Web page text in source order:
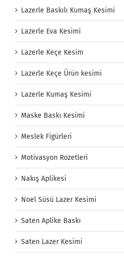
Lazerle Baskılı Kumaş Kesimi
Lazerle Eva Kesimi
Lazerle Keçe Kesim
Lazerle Keçe Ürün kesimi
Lazerle Kumaş Kesimi
Maske Baskı Kesimi
Meslek Figürleri
Motivasyon Rozetleri
Nakış Aplikesi
Noel Süsü Lazer Kesimi
Saten Aplike Baskı
Saten Lazer Kesimi